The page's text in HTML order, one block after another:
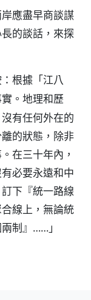
應盡早商談謀
的談話，來探
根據「江八
。地理和歷
有任何外在的
的狀態，除非
在三十年內，
必要永遠和中
下『統一路線
線上，無論統
制』……」